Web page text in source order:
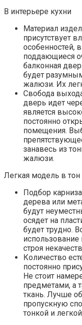
В интерьере кухни
Материал
присутствует
особенностей,
поддающиеся
балконная
будет
жалюзи. Их
Свобода
дверь идет
является
постоянно
помещения.
занавесь из
жалюзи.
Легкая модель в
Подбор
дерева или
будут
осядет на
будет трудно.
строя
Количество
постоянно
Не стоит
предметами, а
ткань. Лучше
пропускную
тонкой и